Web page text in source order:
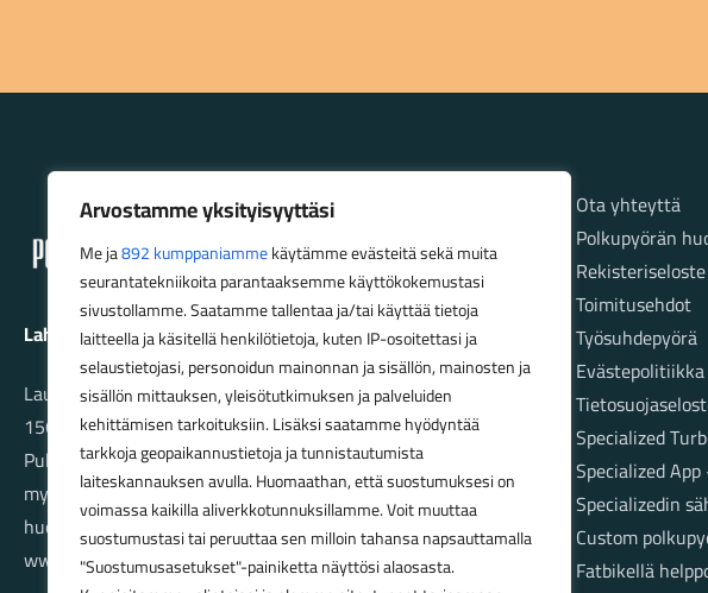
Arvostamme yksityisyyttäsi
Me ja892 kumppaniammekäytämme evästeitä sekä muita
seurantatekniikoita parantaaksemme käyttökokemustasi
sivustollamme. Saatamme tallentaa ja/tai käyttää tietoja
laitteella ja käsitellä henkilötietoja, kuten IP-osoitettasi ja
selaustietojasi, personoidun mainonnan ja sisällön, mainosten ja
sisällön mittauksen, yleisötutkimuksen ja palveluiden
kehittämisen tarkoituksiin. Lisäksi saatamme hyödyntää
tarkkoja geopaikannustietoja ja tunnistautumista
laiteskannauksen avulla. Huomaathan, että suostumuksesi on
voimassa kaikilla aliverkkotunnuksillamme. Voit muuttaa
suostumustasi tai peruuttaa sen milloin tahansa napsauttamalla
"Suostumusasetukset"-painiketta näyttösi alaosasta.
Lahden Polkupyörähuolto - etusivulle
Lahden Polkupyörähuolto Oy
Launeenkatu 80
15610 LAHTI
Puh. 03 733 9183
myynti@pyorakauppa.fi
huolto@pyorakauppa.fi
www.pyorakauppa.fi
SivutOta yhteyttä
Polkupyörän
Rekisteriseloste
Toimitusehdot
Työsuhdepyörä
Evästepolitiikka
Specialized
Specialized
Specializedin
Custom
Fatbikellä